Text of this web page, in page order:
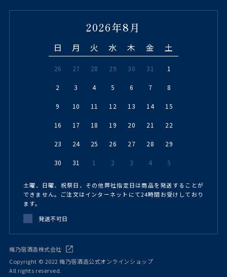
2026年8月
日 月 火 水 木 金 土
26 27 28 29 30 31 1
2 3 4 5 6 7 8
9 10 11 12 13 14 15
16 17 18 19 20 21 22
23 24 25 26 27 28 29
30 31 1 2 3 4 5
土曜、日曜、祝祭日、その他弊社指定日は商品を発送することが
できません。ご注文はインターネットにて24時間お受けしており
ます。
発送不可日
梅乃宿酒造株式会社
Copyright © 2022 梅乃宿酒造公式オンラインショップ
All rights reserved.